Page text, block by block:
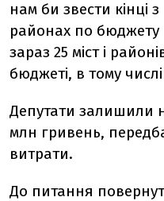
нам би звести кінці
районах по бюджету
зараз 25 міст і
бюджеті, в тому числі
Депутати залишили
млн гривень,
витрати.
До питання